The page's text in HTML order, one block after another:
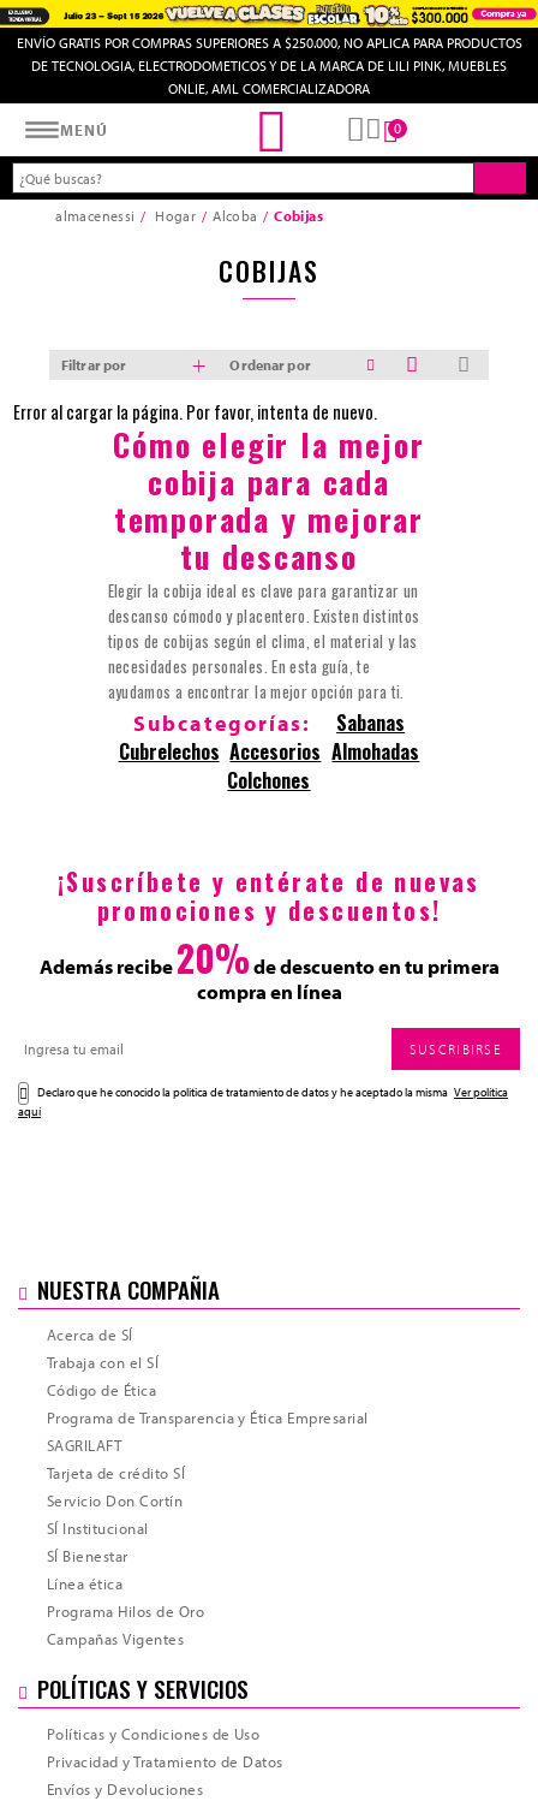
ENVÍO GRATIS POR COMPRAS SUPERIORES A $250.000, NO APLICA PARA PRODUCTOS
DE TECNOLOGIA, ELECTRODOMETICOS Y DE LA MARCA DE LILI PINK, MUEBLES
ONLIE, AML COMERCIALIZADORA
MENÚ
Almacenes SI
0
almacenessi Hogar Alcoba Cobijas
COBIJAS
Filtrar por Ordenar por
Error al cargar la página. Por favor, intenta de nuevo.
Cómo elegir la mejor
cobija para cada
temporada y mejorar
tu descanso
Elegir la cobija ideal es clave para garantizar un
descanso cómodo y placentero. Existen distintos
tipos de cobijas según el clima, el material y las
necesidades personales. En esta guía, te
ayudamos a encontrar la mejor opción para ti.
Subcategorías:
Sabanas
Cubrelechos Accesorios Almohadas
Colchones
¡Suscríbete y entérate de nuevas
promociones y descuentos!
Además recibe20%de descuento en tu primera
compra en línea
SUSCRIBIRSE
Declaro que he conocido la politica de tratamiento de datos y he aceptado la misma Ver política
aquí
NUESTRA COMPAÑIA
Acerca de SÍ
Trabaja con el SÍ
Código de Ética
Programa de Transparencia y Ética Empresarial
SAGRILAFT
Tarjeta de crédito SÍ
Servicio Don Cortín
SÍ Institucional
SÍ Bienestar
Línea ética
Programa Hilos de Oro
Campañas Vigentes
POLÍTICAS Y SERVICIOS
Políticas y Condiciones de Uso
Privacidad y Tratamiento de Datos
Envíos y Devoluciones